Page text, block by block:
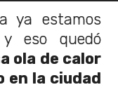
ya estamos
y eso quedó
ola de calor
en la ciudad